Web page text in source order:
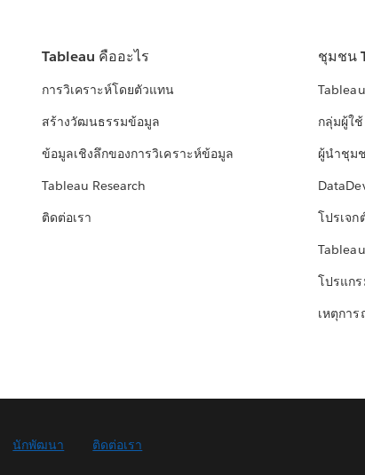
Tableau คืออะไร
การวิเคราะห์โดยตัวแทน
สร้างวัฒนธรรมข้อมูล
ข้อมูลเชิงลึกของการวิเคราะห์ข้อมูล
Tableau Research
ติดต่อเรา
ชุมชน
กลุ่มผู้ใ
ผู้นำชุม
โปรเจ
โปรแก
เหตุกา
นักพัฒนา ติดต่อเรา